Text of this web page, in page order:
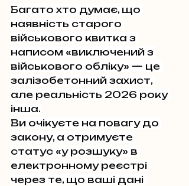
Багато хто думає, що
наявність старого
військового квитка з
написом «виключений з
військового обліку» — це
залізобетонний захист,
але реальність 2026 року
інша.
Ви очікуєте на повагу до
закону, а отримуєте
статус «у розшуку» в
електронному реєстрі
через те, що ваші дані